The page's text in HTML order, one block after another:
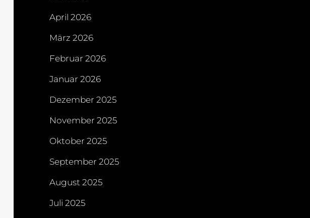
April 2026
März 2026
Februar 2026
Januar 2026
Dezember 2025
November 2025
Oktober 2025
September 2025
August 2025
Juli 2025